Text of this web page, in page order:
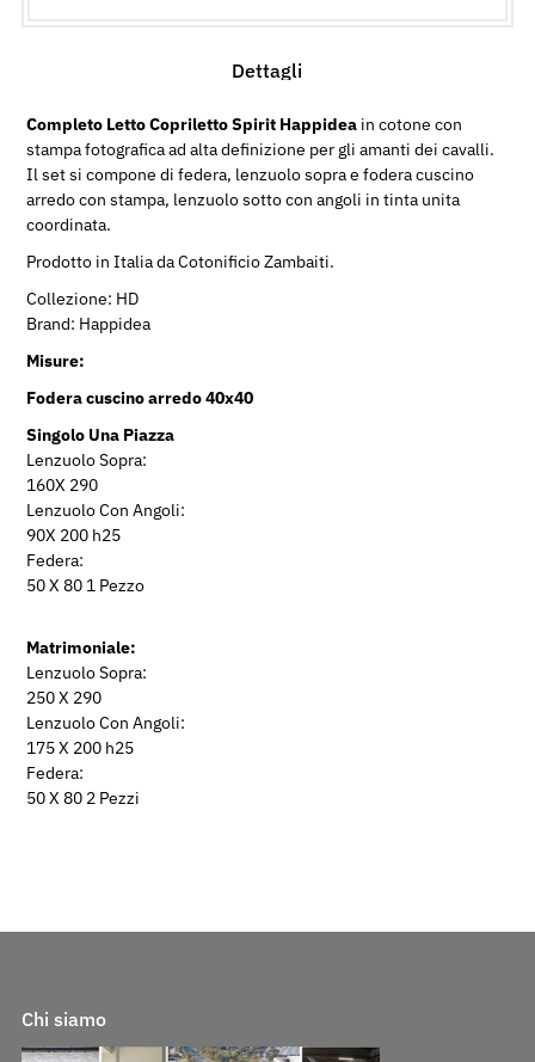
Dettagli
Completo Letto Copriletto Spirit Happidea in cotone con
stampa fotografica ad alta definizione per gli amanti dei cavalli.
Il set si compone di federa, lenzuolo sopra e fodera cuscino
arredo con stampa, lenzuolo sotto con angoli in tinta unita
coordinata.
Prodotto in Italia da Cotonificio Zambaiti.
Collezione: HD
Brand: Happidea
Misure:
Fodera cuscino arredo 40x40
Singolo Una Piazza
Lenzuolo Sopra:
160X 290
Lenzuolo Con Angoli:
90X 200 h25
Federa:
50 X 80 1 Pezzo
Matrimoniale:
Lenzuolo Sopra:
250 X 290
Lenzuolo Con Angoli:
175 X 200 h25
Federa:
50 X 80 2 Pezzi
Chi siamo